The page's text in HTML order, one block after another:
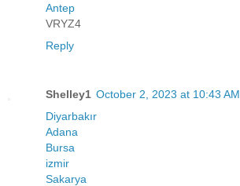
Antep
VRYZ4
Reply
Shelley1 October 2, 2023 at 10:43 AM
Diyarbakır
Adana
Bursa
izmir
Sakarya